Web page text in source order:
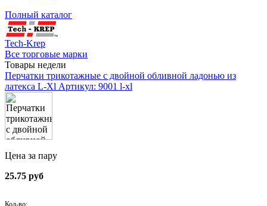
Полный каталог
Tech-Krep
Все торговые марки
Товары недели
Перчатки трикотажные с двойной обливной ладонью из
латекса L-Xl Артикул: 9001 l-xl
Цена за пару
25.75 руб
Кол-во: